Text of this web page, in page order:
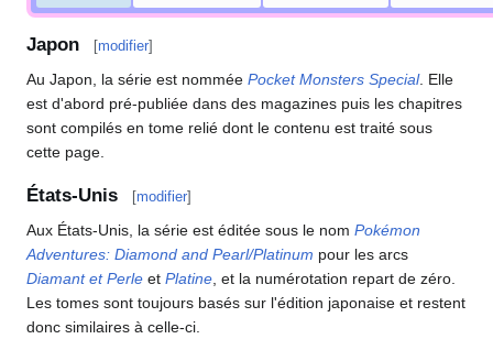
Japon [modifier]
Au Japon, la série est nommée Pocket Monsters Special. Elle
est d'abord pré-publiée dans des magazines puis les chapitres
sont compilés en tome relié dont le contenu est traité sous
cette page.
États-Unis [modifier]
Aux États-Unis, la série est éditée sous le nom Pokémon
Adventures: Diamond and Pearl/Platinum pour les arcs
Diamant et Perle et Platine , et la numérotation repart de zéro.
Les tomes sont toujours basés sur l'édition japonaise et restent
donc similaires à celle-ci.